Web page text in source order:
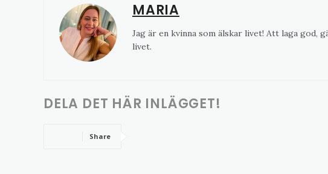
MARIA
Jag är en kvinna som älskar livet! Att laga
livet.
DELA DET HÄR INLÄGGET!
Share